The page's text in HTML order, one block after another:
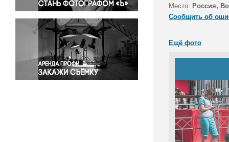
Религия
Светская жизнь
Спорт
Экология
Экономика и бизнес
Место: Россия,
Сообщить об
Ещё фото